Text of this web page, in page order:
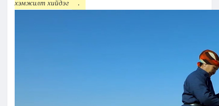
хэмжилт хийдэг
.